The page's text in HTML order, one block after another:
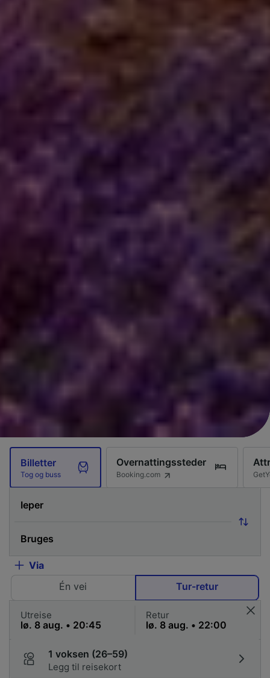
Billetter
Tog og buss
Overnattingssteder
Booking.com
Via
Én vei
Tur-retur
Utreise Retur
1 voksen (26–59)
Legg til reisekort